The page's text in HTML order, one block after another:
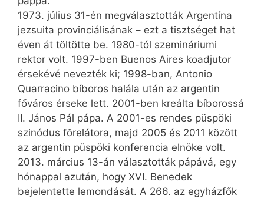
1973. július 31-én megválasztották Argentína
jezsuita provinciálisának – ezt a tisztséget hat
éven át töltötte be. 1980-tól szemináriumi
rektor volt. 1997-ben Buenos Aires koadjutor
érsekévé nevezték ki; 1998-ban, Antonio
Quarracino bíboros halála után az argentin
főváros érseke lett. 2001-ben kreálta bíborossá
II. János Pál pápa. A 2001-es rendes püspöki
szinódus főrelátora, majd 2005 és 2011 között
az argentin püspöki konferencia elnöke volt.
2013. március 13-án választották pápává, egy
hónappal azután, hogy XVI. Benedek
bejelentette lemondását. A 266. az egyházfők